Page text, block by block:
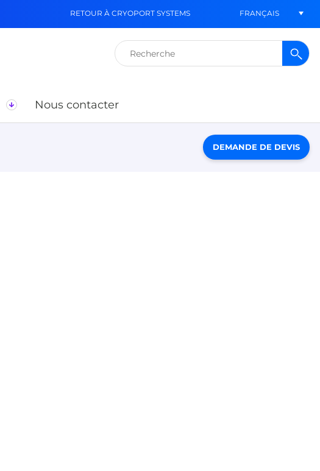
RETOUR À CRYOPORT SYSTEMS FRANÇAIS
Rechercher :
Nous contacter
DEMANDE DE DEVIS